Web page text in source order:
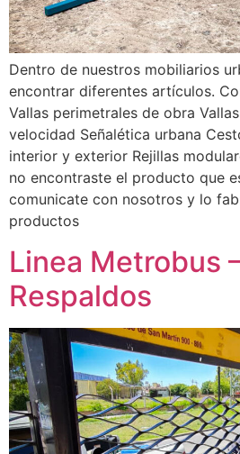
Dentro de nuestros mobiliarios
encontrar diferentes artículos.
Vallas perimetrales de obra
velocidad Señalética urbana
interior y exterior Rejillas
no encontraste el producto que
comunicate con nosotros y lo
productos
Linea Metrobus
Respaldos